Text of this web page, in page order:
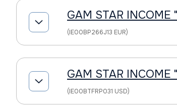
GAM STAR INCOME
(IE00BP266J13 EUR)
GAM STAR INCOME
(IE00BTFRP031 USD)